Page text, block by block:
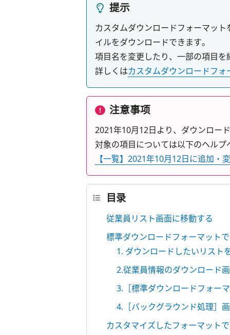
提示
カスタムダウンロードフォーマット
イルをダウンロードできます。
項目名を変更したり、一部の項目
詳しくはカスタムダウンロードフォ
注意事项
2021年10月12日より、ダウンロー
対象の項目については以下のヘル
【一覧】2021年10月12日に追加・
目录
従業員リスト画面に移動する
標準ダウンロードフォーマット
1. ダウンロードしたいリスト
2.従業員情報のダウンロード
3.［標準ダウンロードフォー
4.［バックグラウンド処理］
カスタマイズしたフォーマット